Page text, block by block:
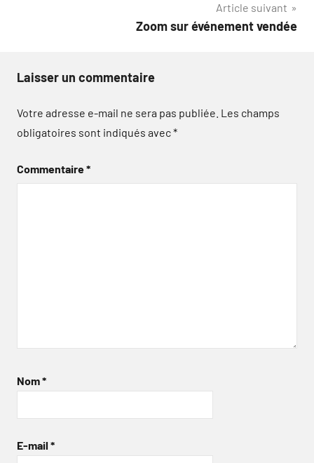
Article suivant
Zoom sur événement vendée
Laisser un commentaire
Votre adresse e-mail ne sera pas publiée. Les champs
obligatoires sont indiqués avec*
Commentaire*
Nom*
E-mail *